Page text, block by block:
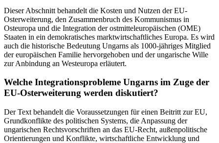
Dieser Abschnitt behandelt die Kosten und Nutzen der EU-
Osterweiterung, den Zusammenbruch des Kommunismus in
Osteuropa und die Integration der ostmitteleuropäischen (OME)
Staaten in ein demokratisches marktwirtschaftliches Europa. Es wird
auch die historische Bedeutung Ungarns als 1000-jähriges Mitglied
der europäischen Familie hervorgehoben und der ungarische Wille
zur Anbindung an Westeuropa erläutert.
Welche Integrationsprobleme Ungarns im Zuge der
EU-Osterweiterung werden diskutiert?
Der Text behandelt die Voraussetzungen für einen Beitritt zur EU,
Grundkonflikte des politischen Systems, die Anpassung der
ungarischen Rechtsvorschriften an das EU-Recht, außenpolitische
Orientierungen und Konflikte, wirtschaftliche Entwicklung und